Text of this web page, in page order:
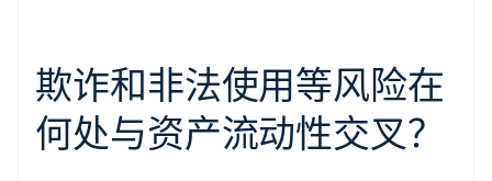
欺诈和非法使用等风险在
何处与资产流动性交叉？